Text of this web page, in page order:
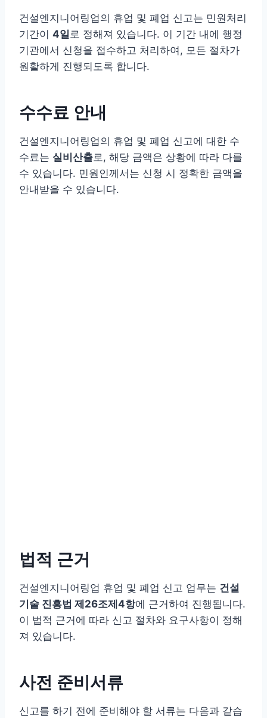
건설엔지니어링업의 휴업 및 폐업 신고는 민원처리
기간이 4일 로 정해져 있습니다. 이 기간 내에 행정
기관에서 신청을 접수하고 처리하여, 모든 절차가
원활하게 진행되도록 합니다.
수수료 안내
건설엔지니어링업의 휴업 및 폐업 신고에 대한 수
수료는 실비산출로, 해당 금액은 상황에 따라 다를
수 있습니다. 민원인께서는 신청 시 정확한 금액을
안내받을 수 있습니다.
법적 근거
건설엔지니어링업 휴업 및 폐업 신고 업무는 건설
기술 진흥법 제26조제4항에 근거하여 진행됩니다.
이 법적 근거에 따라 신고 절차와 요구사항이 정해
져 있습니다.
사전 준비서류
신고를 하기 전에 준비해야 할 서류는 다음과 같습